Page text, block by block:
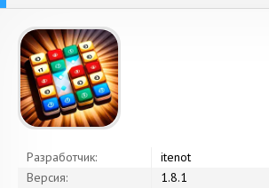
Разработчик:
itenot
Версия:
1.8.1